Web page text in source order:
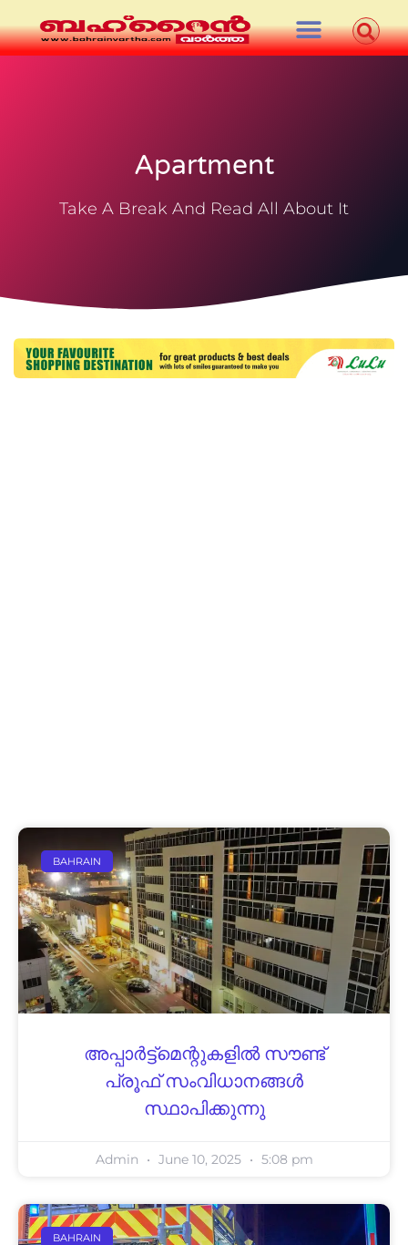
Apartment
Take A Break And Read All About It
BAHRAIN
അപ്പാര്‍ട്ട്‌മെന്റുകളില്‍ സൗണ്ട്
പ്രൂഫ് സംവിധാനങ്ങള്‍
സ്ഥാപിക്കുന്നു
Admin June 10, 2025 5:08 pm
BAHRAIN